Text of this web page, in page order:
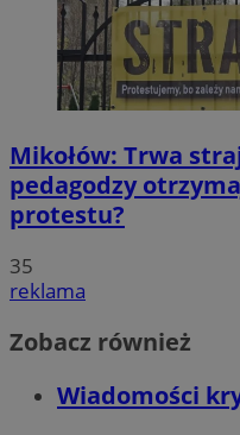
Mikołów: Trwa
pedagodzy
protestu?
35
reklama
Zobacz również
Wiadomości